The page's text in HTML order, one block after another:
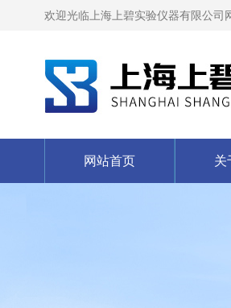
欢迎光临上海上碧实验仪器有限公司
网站首页 关